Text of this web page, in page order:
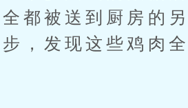
被送到厨房的另
，发现这些鸡肉全